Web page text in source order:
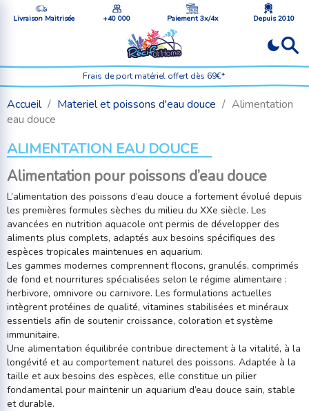
Livraison Maitrisée +40 000 Paiement 3x/4x Depuis 2010
Frais de port matériel offert dès 69€*
Accueil Materiel et poissons d'eau douce
Alimentation
eau douce
ALIMENTATION EAU DOUCE
Alimentation pour poissons d’eau douce
L’alimentation des poissons d’eau douce a fortement évolué depuis
les premières formules sèches du milieu du XXe siècle. Les
avancées en nutrition aquacole ont permis de développer des
aliments plus complets, adaptés aux besoins spécifiques des
espèces tropicales maintenues en aquarium.
Les gammes modernes comprennent flocons, granulés, comprimés
de fond et nourritures spécialisées selon le régime alimentaire :
herbivore, omnivore ou carnivore. Les formulations actuelles
intègrent protéines de qualité, vitamines stabilisées et minéraux
essentiels afin de soutenir croissance, coloration et système
immunitaire.
Une alimentation équilibrée contribue directement à la vitalité, à la
longévité et au comportement naturel des poissons. Adaptée à la
taille et aux besoins des espèces, elle constitue un pilier
fondamental pour maintenir un aquarium d’eau douce sain, stable
et durable.